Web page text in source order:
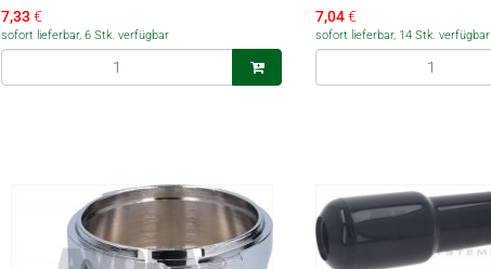
7,33€
sofort lieferbar, 6 Stk. verfügbar
7,04€
sofort lieferbar, 14 Stk. verfügbar